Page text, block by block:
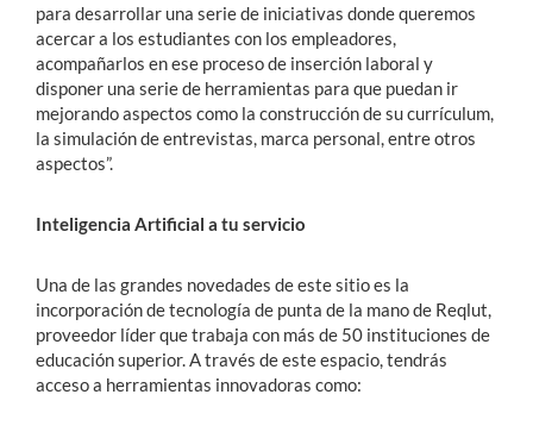
para desarrollar una serie de iniciativas donde queremos
acercar a los estudiantes con los empleadores,
acompañarlos en ese proceso de inserción laboral y
disponer una serie de herramientas para que puedan ir
mejorando aspectos como la construcción de su currículum,
la simulación de entrevistas, marca personal, entre otros
aspectos”.
Inteligencia Artificial a tu servicio
Una de las grandes novedades de este sitio es la
incorporación de tecnología de punta de la mano de Reqlut,
proveedor líder que trabaja con más de 50 instituciones de
educación superior. A través de este espacio, tendrás
acceso a herramientas innovadoras como: